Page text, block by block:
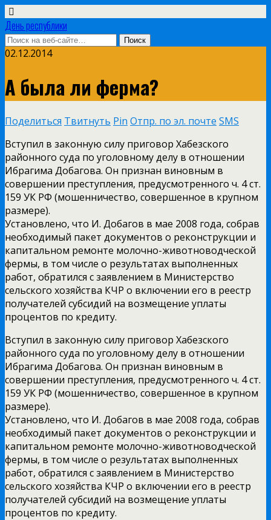
День республики
02.12.2014
А была ли ферма?
Поделиться Твитнуть Pin Отпр. по эл. почте SMS
Вступил в законную силу приговор Хабезского
районного суда по уголовному делу в отношении
Ибрагима Добагова. Он признан виновным в
совершении преступления, предусмотренного ч. 4 ст.
159 УК РФ (мошенничество, совершенное в крупном
размере).
Установлено, что И. Добагов в мае 2008 года, собрав
необходимый пакет документов о реконструкции и
капитальном ремонте молочно-животноводческой
фермы, в том числе о результатах выполненных
работ, обратился с заявлением в Министерство
сельского хозяйства КЧР о включении его в реестр
получателей субсидий на возмещение уплаты
процентов по кредиту.
Вступил в законную силу приговор Хабезского
районного суда по уголовному делу в отношении
Ибрагима Добагова. Он признан виновным в
совершении преступления, предусмотренного ч. 4 ст.
159 УК РФ (мошенничество, совершенное в крупном
размере).
Установлено, что И. Добагов в мае 2008 года, собрав
необходимый пакет документов о реконструкции и
капитальном ремонте молочно-животноводческой
фермы, в том числе о результатах выполненных
работ, обратился с заявлением в Министерство
сельского хозяйства КЧР о включении его в реестр
получателей субсидий на возмещение уплаты
процентов по кредиту.